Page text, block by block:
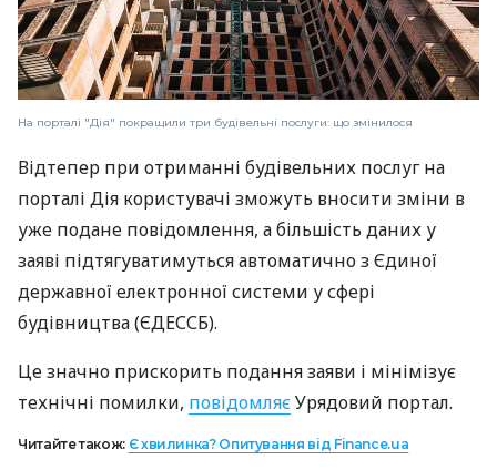
На порталі "Дія" покращили три будівельні послуги: що змінилося
Відтепер при отриманні будівельних послуг на
порталі Дія користувачі зможуть вносити зміни в
уже подане повідомлення, а більшість даних у
заяві підтягуватимуться автоматично з Єдиної
державної електронної системи у сфері
будівництва (ЄДЕССБ).
Це значно прискорить подання заяви і мінімізує
технічні помилки, повідомляєУрядовий портал.
Читайте також: Є хвилинка? Опитування від Finance.ua